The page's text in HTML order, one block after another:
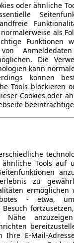
oder ähnliche
als
Funktionen
Die
kann
können
Tools blockieren
Cookies oder
Tools auf
zu
ermöglichen
- etwa,
Nähe
Ihre E-Mail-